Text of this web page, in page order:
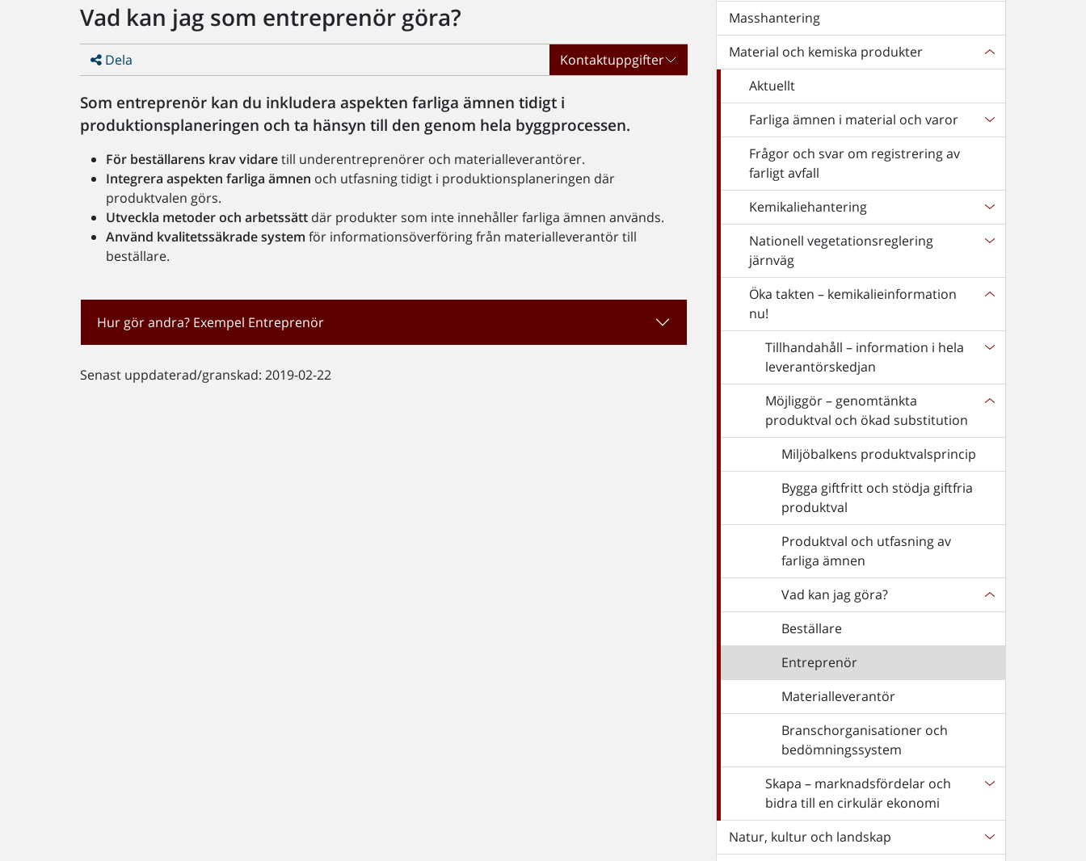
Vad kan jag som entreprenör göra?
Dela Kontaktuppgifter
Som entreprenör kan du inkludera aspekten farliga ämnen tidigt i
produktionsplaneringen och ta hänsyn till den genom hela byggprocessen.
För beställarens krav vidaretill underentreprenörer och materialleverantörer.
Integrera aspekten farliga ämnen och utfasning tidigt i produktionsplaneringen där
produktvalen görs.
Utveckla metoder och arbetssätt där produkter som inte innehåller farliga ämnen används.
Använd kvalitetssäkrade system för informationsöverföring från materialleverantör till
beställare.
Hur gör andra? Exempel Entreprenör
Senast uppdaterad/granskad: 2019-02-22
Masshantering
Material och kemiska produkter
Aktuellt
Farliga ämnen i material och varor
Frågor och svar om registrering av
farligt avfall
Kemikaliehantering
Nationell vegetationsreglering
järnväg
Öka takten – kemikalieinformation
nu!
Tillhandahåll – information i hela
leverantörskedjan
Möjliggör – genomtänkta
produktval och ökad substitution
Miljöbalkens produktvalsprincip
Bygga giftfritt och stödja giftfria
produktval
Produktval och utfasning av
farliga ämnen
Vad kan jag göra?
Beställare
Entreprenör
Materialleverantör
Branschorganisationer och
bedömningssystem
Skapa – marknadsfördelar och
bidra till en cirkulär ekonomi
Natur, kultur och landskap